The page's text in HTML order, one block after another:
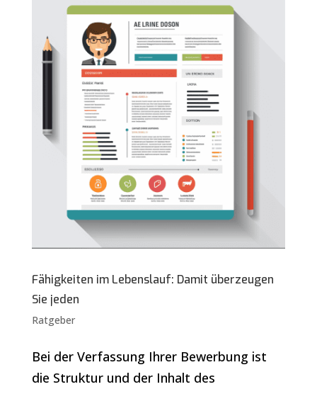
Fähigkeiten im Lebenslauf: Damit überzeugen
Sie jeden
Ratgeber
Bei der Verfassung Ihrer Bewerbung ist
die Struktur und der Inhalt des